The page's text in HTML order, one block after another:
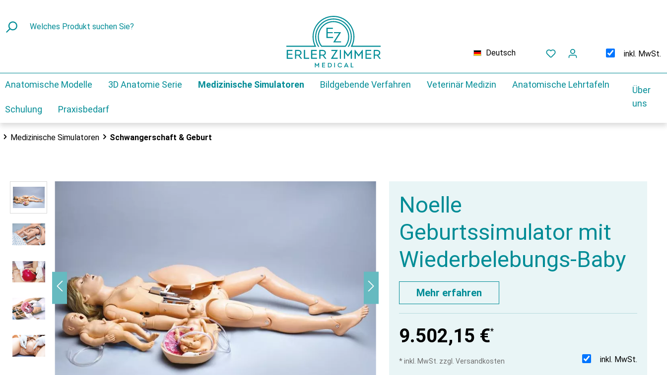
Deutsch inkl. MwSt.
Anatomische Modelle 3D Anatomie Serie Medizinische Simulatoren Bildgebende Verfahren Veterinär Medizin Anatomische Lehrtafeln
Schulung Praxisbedarf
Über
uns
Medizinische Simulatoren Schwangerschaft & Geburt
Noelle
Geburtssimulator mit
Wiederbelebungs-Baby
Mehr erfahren
9.502,15 €*
inkl. MwSt.
* inkl. MwSt. zzgl. Versandkosten